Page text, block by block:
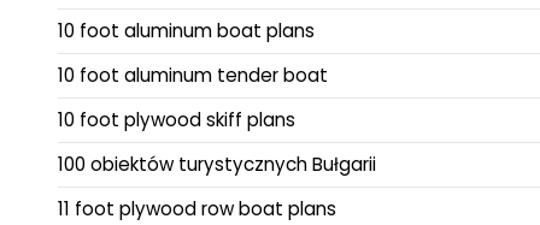
10 foot aluminum boat plans
10 foot aluminum tender boat
10 foot plywood skiff plans
100 obiektów turystycznych Bułgarii
11 foot plywood row boat plans